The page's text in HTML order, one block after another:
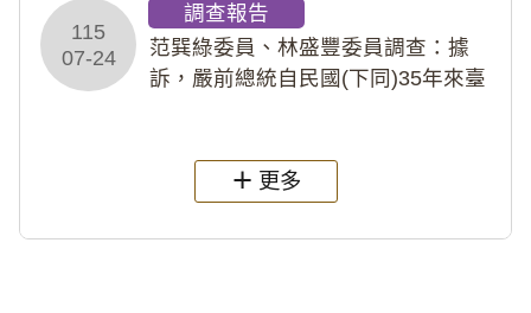
術倫理等情案調查報告。(115教調
31)
115
07-24
調查報告
范巽綠委員、林盛豐委員調查：據
訴，嚴前總統自民國(下同)35年來臺
過世後，總統府於89年間函請其家屬
繼續留住
更多